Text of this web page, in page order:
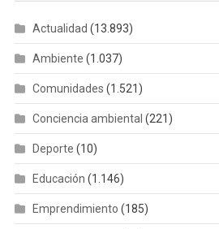
Actualidad (13.893)
Ambiente (1.037)
Comunidades (1.521)
Conciencia ambiental (221)
Deporte (10)
Educación (1.146)
Emprendimiento (185)